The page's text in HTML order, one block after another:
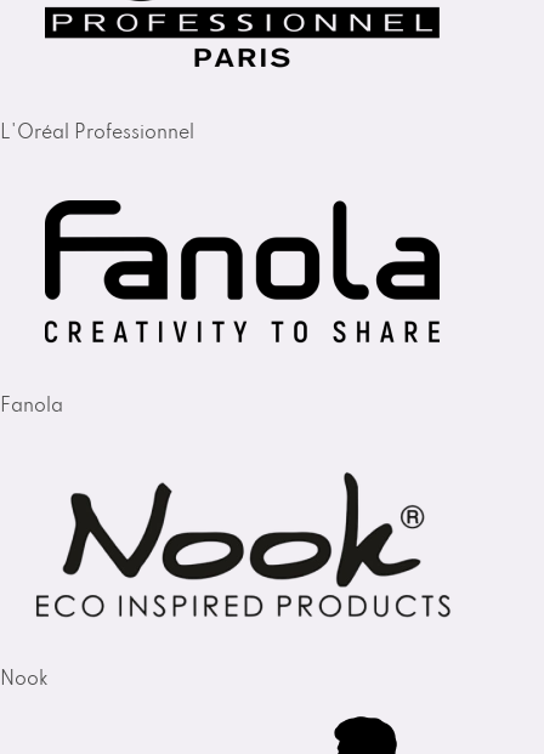
L'Oréal Professionnel
Fanola
Nook